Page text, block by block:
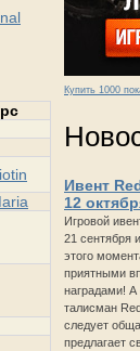
Купить 1000
Ивент
12
Игровой
21 сентября
этого
приятными
наградами! А
талисман
следует
предлагает